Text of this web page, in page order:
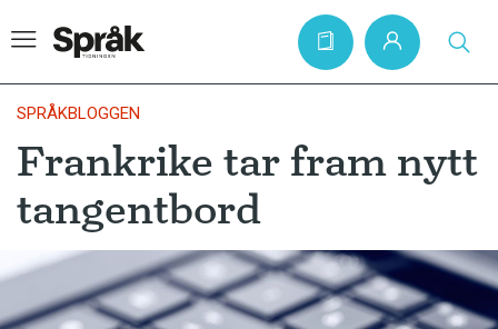
Hem
Artiklar
Krönikor
Språkfrågor
SPRÅKBLOGGEN
Frankrike tar fram nytt
tangentbord